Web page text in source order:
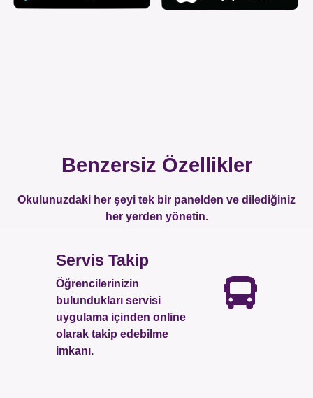
Benzersiz Özellikler
Okulunuzdaki her şeyi tek bir panelden ve dilediğiniz
her yerden yönetin.
Servis Takip
Öğrencilerinizin
bulundukları servisi
uygulama içinden online
olarak takip edebilme
imkanı.